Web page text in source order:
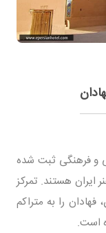
۲۵ جاذبه تاریخی و فرهنگی ثبت شده
هستند. تمرکز
را به متراکم
است.